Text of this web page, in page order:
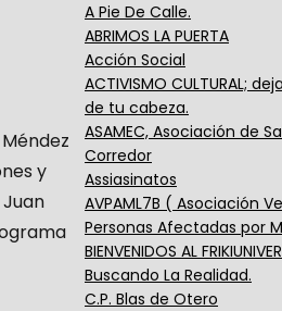
y
A Pie De Calle.
ABRIMOS LA PUERTA
Acción Social
ACTIVISMO CULTURAL;
de tu cabeza.
ASAMEC, Asociación de
Corredor
Assiasinatos
AVPAML7B ( Asociación
Personas Afectadas por
BIENVENIDOS AL
Buscando La Realidad.
C.P. Blas de Otero